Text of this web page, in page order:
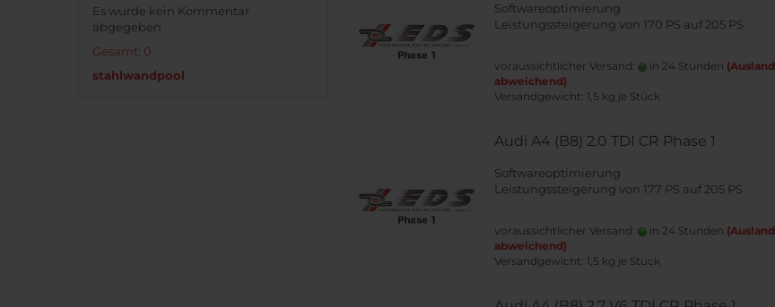
Softwareoptimierung
Leistungssteigerung von 170 PS auf 205 PS
voraussichtlicher Versand: in 24 Stunden (Ausland
abweichend)
Versandgewicht: 1,5 kg je Stück
Audi A4 (B8) 2.0 TDI CR Phase 1
Softwareoptimierung
Leistungssteigerung von 177 PS auf 205 PS
voraussichtlicher Versand: in 24 Stunden (Ausland
abweichend)
Versandgewicht: 1,5 kg je Stück
Es wurde kein Kommentar
abgegeben
Gesamt: 0
stahlwandpool